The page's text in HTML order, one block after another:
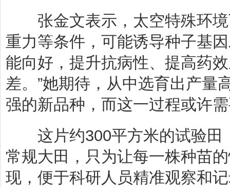
张金文表示，太空特殊环境
重力等条件，可能诱导种子基
能向好，提升抗病性、提高药
差。”她期待，从中选育出产量
强的新品种，而这一过程或许
这片约300平方米的试验田
常规大田，只为让每一株种苗
现，便于科研人员精准观察和